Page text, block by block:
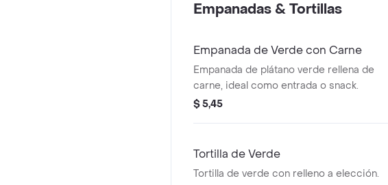
Empanadas & Tortillas
Empanada de Verde con Carne
Empanada de plátano verde rellena de
carne, ideal como entrada o snack.
$ 5,45
Tortilla de Verde
Tortilla de verde con relleno a elección.